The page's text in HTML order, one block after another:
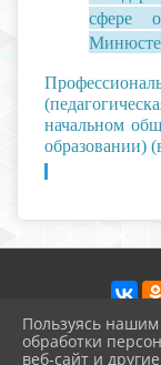
сфере
Минюсте
начальном
образовании)
Пользуясь
обработки
веб-сайт и